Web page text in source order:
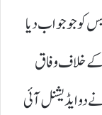
کو جو جواب دیا
کے خلاف وفاق
دو ایڈیشنل آئی